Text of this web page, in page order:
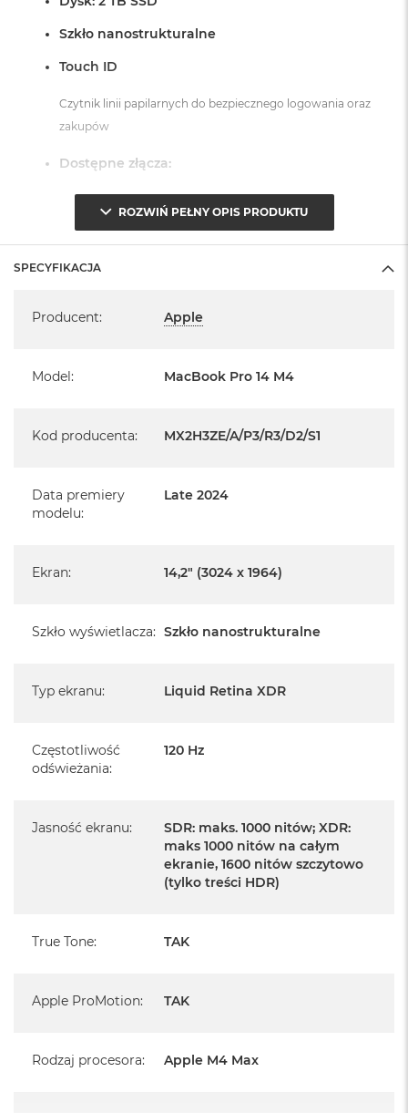
Szkło nanostrukturalne
Touch ID
Czytnik linii papilarnych do bezpiecznego logowania oraz
zakupów
Dostępne złącza:
3 x Thunderbolt 5 (USB-C)
1 x Port MagSafe 3
1 x Gniazdo na kartę SDXC
System operacyjny macOS Sequoia
MacBook Pro jest nowy
Realizowaną w każdym autoryzowanym punkcie
Istnieje możliwość przedłużenia gwarancji producenta.
Posiada fabryczne opakowanie
Język polski wybieramy przy pierwszym uruchomieniu
ROZWIŃ PEŁNY OPIS PRODUKTU
SPECYFIKACJA
Producent: Apple
Model: MacBook Pro 14 M4
Kod producenta: MX2H3ZE/A/P3/R3/D2/S1
Data premiery
modelu:
Late 2024
Ekran: 14,2" (3024 x 1964)
Szkło wyświetlacza: Szkło nanostrukturalne
Typ ekranu: Liquid Retina XDR
Częstotliwość
odświeżania:
120 Hz
Jasność ekranu:
SDR: maks. 1000 nitów; XDR:
maks 1000 nitów na całym
ekranie, 1600 nitów szczytowo
(tylko treści HDR)
True Tone: TAK
Apple ProMotion: TAK
Rodzaj procesora: Apple M4 Max